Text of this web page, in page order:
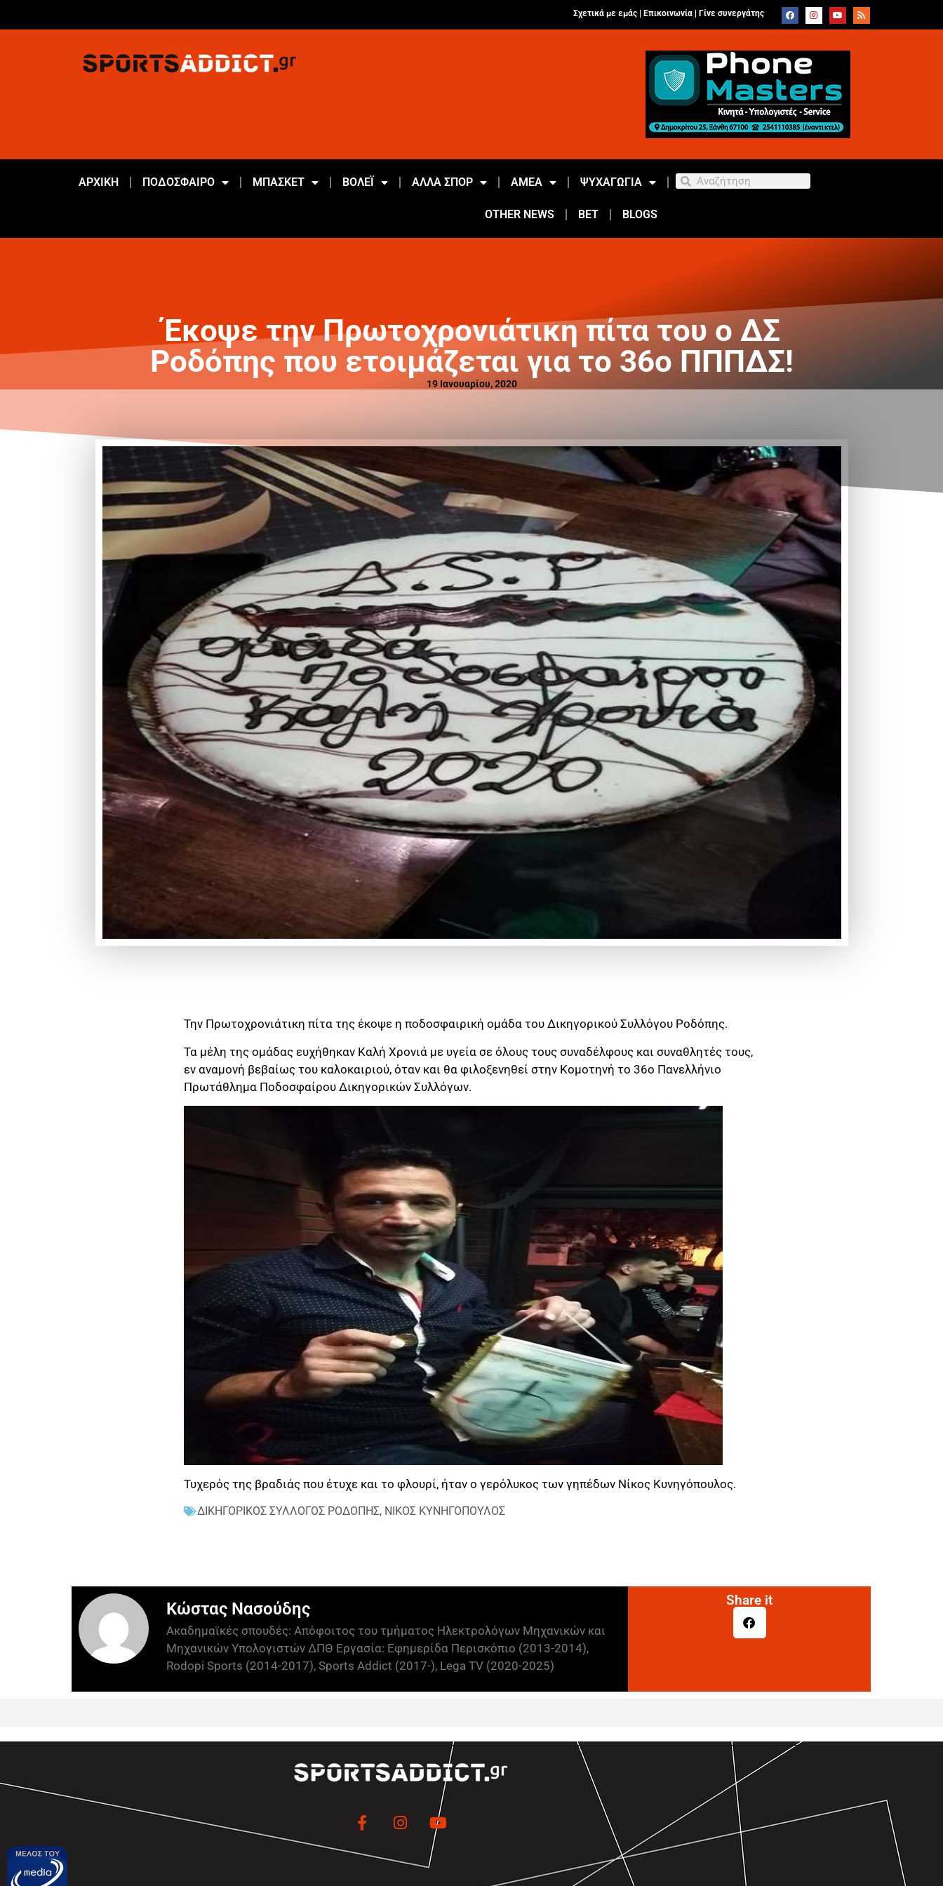
Σχετικά με εμάς | Επικοινωνία Γίνε συνεργάτης
ΑΡΧΙΚΗ ΠΟΔΟΣΦΑΙΡΟ ΜΠΑΣΚΕΤ ΒΟΛΕΪ ΑΛΛΑ ΣΠΟΡ ΑΜΕΑ ΨΥΧΑΓΩΓΙΑ
OTHER NEWS BET BLOGS
Έκοψε την Πρωτοχρονιάτικη πίτα του ο ΔΣ
Ροδόπης που ετοιμάζεται για το 36ο ΠΠΠΔΣ!
19 Ιανουαρίου, 2020
Την Πρωτοχρονιάτικη πίτα της έκοψε η ποδοσφαιρική ομάδα του Δικηγορικού Συλλόγου Ροδόπης.
Τα μέλη της ομάδας ευχήθηκαν Καλή Χρονιά με υγεία σε όλους τους συναδέλφους και συναθλητές τους,
εν αναμονή βεβαίως του καλοκαιριού, όταν και θα φιλοξενηθεί στην Κομοτηνή το 36ο Πανελλήνιο
Πρωτάθλημα Ποδοσφαίρου Δικηγορικών Συλλόγων.
Τυχερός της βραδιάς που έτυχε και το φλουρί, ήταν ο γερόλυκος των γηπέδων Νίκος Κυνηγόπουλος.
ΔΙΚΗΓΟΡΙΚΟΣ ΣΥΛΛΟΓΟΣ ΡΟΔΟΠΗΣ, ΝΙΚΟΣ ΚΥΝΗΓΟΠΟΥΛΟΣ
Κώστας Νασούδης
Ακαδημαϊκές σπουδές: Απόφοιτος του τμήματος Ηλεκτρολόγων Μηχανικών και
Μηχανικών Υπολογιστών ΔΠΘ Εργασία: Εφημερίδα Περισκόπιο (2013-2014),
Rodopi Sports (2014-2017), Sports Addict (2017-), Lega TV (2020-2025)
Share it